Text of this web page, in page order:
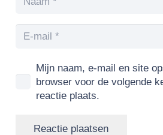
Mijn naam, e-mail en site
browser voor de volgende
reactie plaats.
Reactie plaatsen